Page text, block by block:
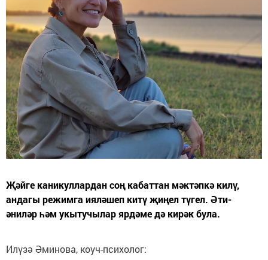
Җәйге каникуллардан соң кабаттан мәктәпкә килү,
андагы режимга ияләшеп китү җиңел түгел. Әти-
әниләр һәм укытучылар ярдәме дә кирәк була.
Илүзә Әминова, коуч-психолог: